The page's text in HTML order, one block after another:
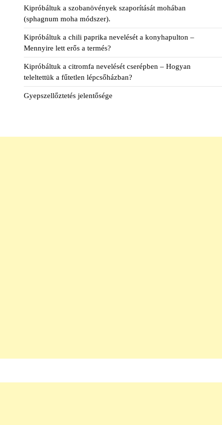
Kipróbáltuk a szobanövények szaporítását mohában
(sphagnum moha módszer).
Kipróbáltuk a chili paprika nevelését a konyhapulton –
Mennyire lett erős a termés?
Kipróbáltuk a citromfa nevelését cserépben – Hogyan
teleltettük a fűtetlen lépcsőházban?
Gyepszellőztetés jelentősége